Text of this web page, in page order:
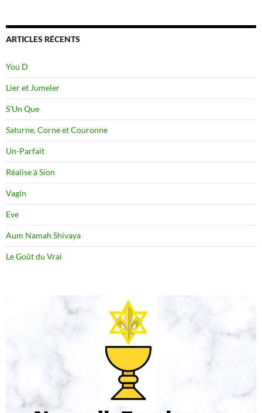
ARTICLES RÉCENTS
You D
Lier et Jumeler
S’Un Que
Saturne, Corne et Couronne
Un-Parfait
Réalise à Sion
Vagin
Eve
Aum Namah Shivaya
Le Goût du Vrai